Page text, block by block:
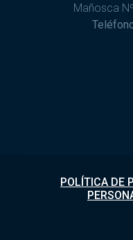
Mañosca
POLÍTICA DE